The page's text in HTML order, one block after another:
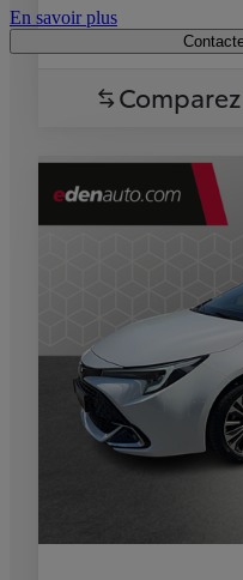
En savoir plus
Comparez